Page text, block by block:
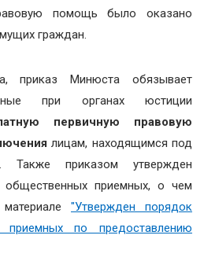
помощь было оказано
граждан.
приказ Минюста обязывает
при органах юстиции
первичную правовую
лицам, находящимся под
Также приказом утвержден
приемных, о чем
"Утвержден порядок
по предоставлению